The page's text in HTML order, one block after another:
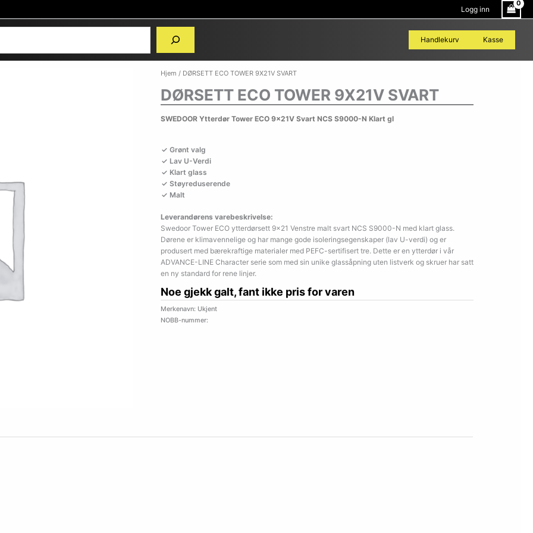
Logg inn
Handlekurv
Kasse
Hjem / DØRSETT ECO TOWER 9X21V SVART
DØRSETT ECO TOWER 9X21V SVART
SWEDOOR Ytterdør Tower ECO 9x21V Svart NCS S9000-N Klart gl
Grønt valg
Lav U-Verdi
Klart glass
Støyreduserende
Malt
Leverandørens varebeskrivelse:
Swedoor Tower ECO ytterdørsett 9×21 Venstre malt svart NCS S9000-N med klart glass.
Dørene er klimavennelige og har mange gode isoleringsegenskaper (lav U-verdi) og er
produsert med bærekraftige materialer med PEFC-sertifisert tre. Dette er en ytterdør i vår
ADVANCE-LINE Character serie som med sin unike glassåpning uten listverk og skruer har satt
en ny standard for rene linjer.
Noe gjekk galt, fant ikke pris for varen
Merkenavn: Ukjent
NOBB-nummer: